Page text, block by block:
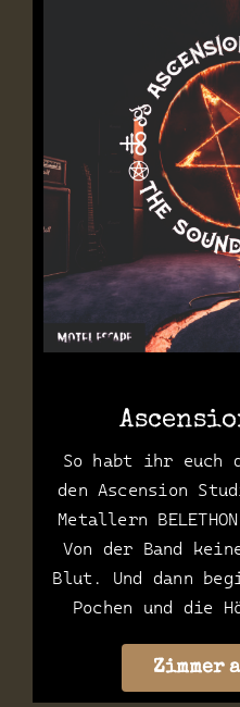
So habt ihr euch
den Ascension
Metallern
Von der Band
Blut. Und dann
Pochen und die
Zimmer